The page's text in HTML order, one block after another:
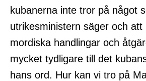
kubanerna inte tror på något
utrikesministern säger och att
mordiska handlingar och
mycket tydligare till det
hans ord. Hur kan vi tro på